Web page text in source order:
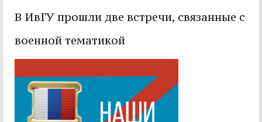
В ИвГУ прошли две встречи, связанные с
военной тематикой